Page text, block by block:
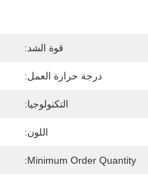
قوة الشد:
درجة حرارة العمل:
التكنولوجيا:
اللون:
Minimum Order Quantity: